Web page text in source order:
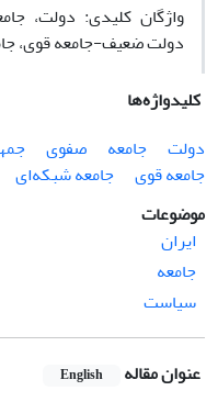
واژگان کلیدی: دولت،
دولت ضعیف-جامعه قوی،
کلیدواژه‌ها
دولت
جامعه صفوی
جامعه قوی
جامعه شبکه‌ای
موضوعات
ایران
جامعه
سیاست
عنوان مقاله English